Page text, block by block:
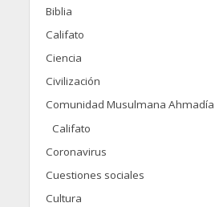
Biblia
Califato
Ciencia
Civilización
Comunidad Musulmana Ahmadía
Califato
Coronavirus
Cuestiones sociales
Cultura